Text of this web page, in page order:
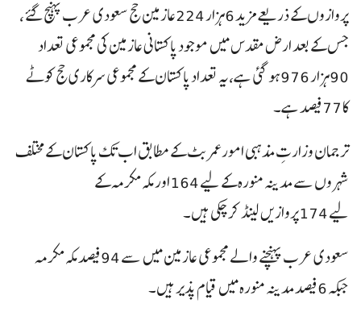
پروازوں کے ذریعے مزید 6ہزار 224عازمین حج سعودی عرب پہنچ گئے ،
جس کے بعد ارض مقدس میں موجود پاکستانی عازمین کی مجموعی تعداد
90ہزار 976ہو گئی ہے،یہ تعداد پاکستان کے مجموعی سرکاری حج کوٹے
کا 77فیصد ہے۔
ترجمان وزارتِ مذہبی امورعمر بٹ کے مطابق اب تک پاکستان کے مختلف
شہروں سے مدینہ منورہ کے لیے 164اور مکہ مکرمہ کے
لیے 174پروازیں لینڈ کر چکی ہیں۔
سعودی عرب پہنچنے والے مجموعی عازمین میں سے 94فیصد مکہ مکرمہ
جبکہ 6فیصد مدینہ منورہ میں قیام پذیر ہیں۔